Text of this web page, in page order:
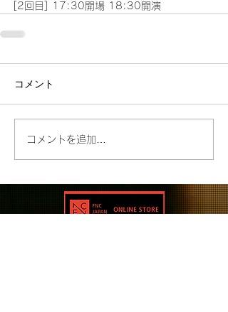
[2回目] 17:30開場 18:30開演
コメント
コメントを追加…